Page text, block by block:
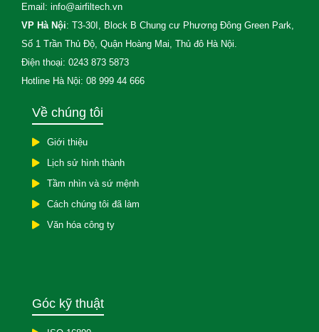
Email: info@airfiltech.vn
VP Hà Nội: T3-30I, Block B Chung cư Phương Đông Green Park,
Số 1 Trần Thủ Độ, Quận Hoàng Mai, Thủ đô Hà Nội.
Điện thoại: 0243 873 5873
Hotline Hà Nội: 08 999 44 666
Về chúng tôi
Giới thiệu
Lịch sử hình thành
Tầm nhìn và sứ mệnh
Cách chúng tôi đã làm
Văn hóa công ty
Góc kỹ thuật